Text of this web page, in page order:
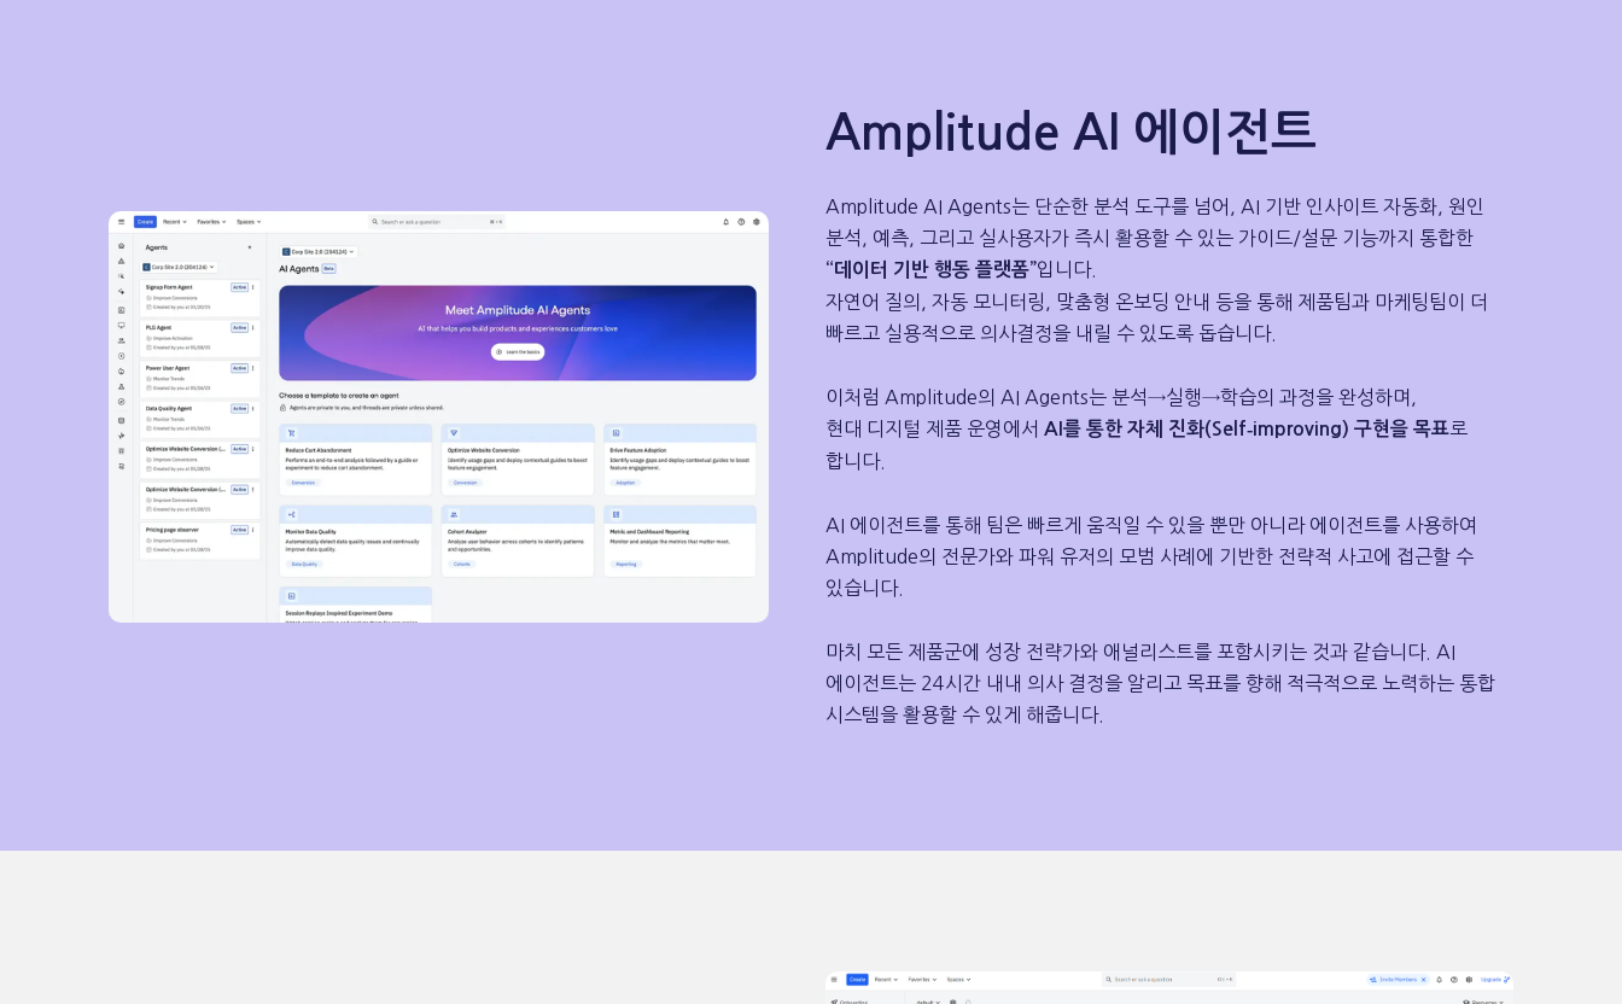
Amplitude AI 에이전트
Amplitude AI Agents는 단순한 분석 도구를 넘어, AI 기반 인사이트 자동화, 원인
분석, 예측, 그리고 실사용자가 즉시 활용할 수 있는 가이드/설문 기능까지 통합한
“데이터 기반 행동 플랫폼”입니다.
자연어 질의, 자동 모니터링, 맞춤형 온보딩 안내 등을 통해 제품팀과 마케팅팀이 더
빠르고 실용적으로 의사결정을 내릴 수 있도록 돕습니다.
이처럼 Amplitude의 AI Agents는 분석→실행→학습의 과정을 완성하며,
현대 디지털 제품 운영에서 AI를 통한 자체 진화(Self‑improving) 구현을 목표로
합니다.
AI 에이전트를 통해 팀은 빠르게 움직일 수 있을 뿐만 아니라 에이전트를 사용하여
Amplitude의 전문가와 파워 유저의 모범 사례에 기반한 전략적 사고에 접근할 수
있습니다.
마치 모든 제품군에 성장 전략가와 애널리스트를 포함시키는 것과 같습니다. AI
에이전트는 24시간 내내 의사 결정을 알리고 목표를 향해 적극적으로 노력하는 통합
시스템을 활용할 수 있게 해줍니다.